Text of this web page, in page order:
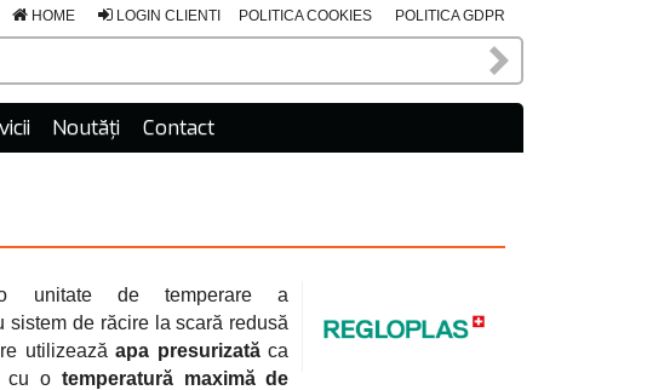
HOME LOGIN CLIENTI POLITICA COOKIES POLITICA GDPR
Noutăți Contact
de temperare a
sistem de răcire la scară redusă
utilizeazăapa presurizatăca
cu o temperatură maximă de